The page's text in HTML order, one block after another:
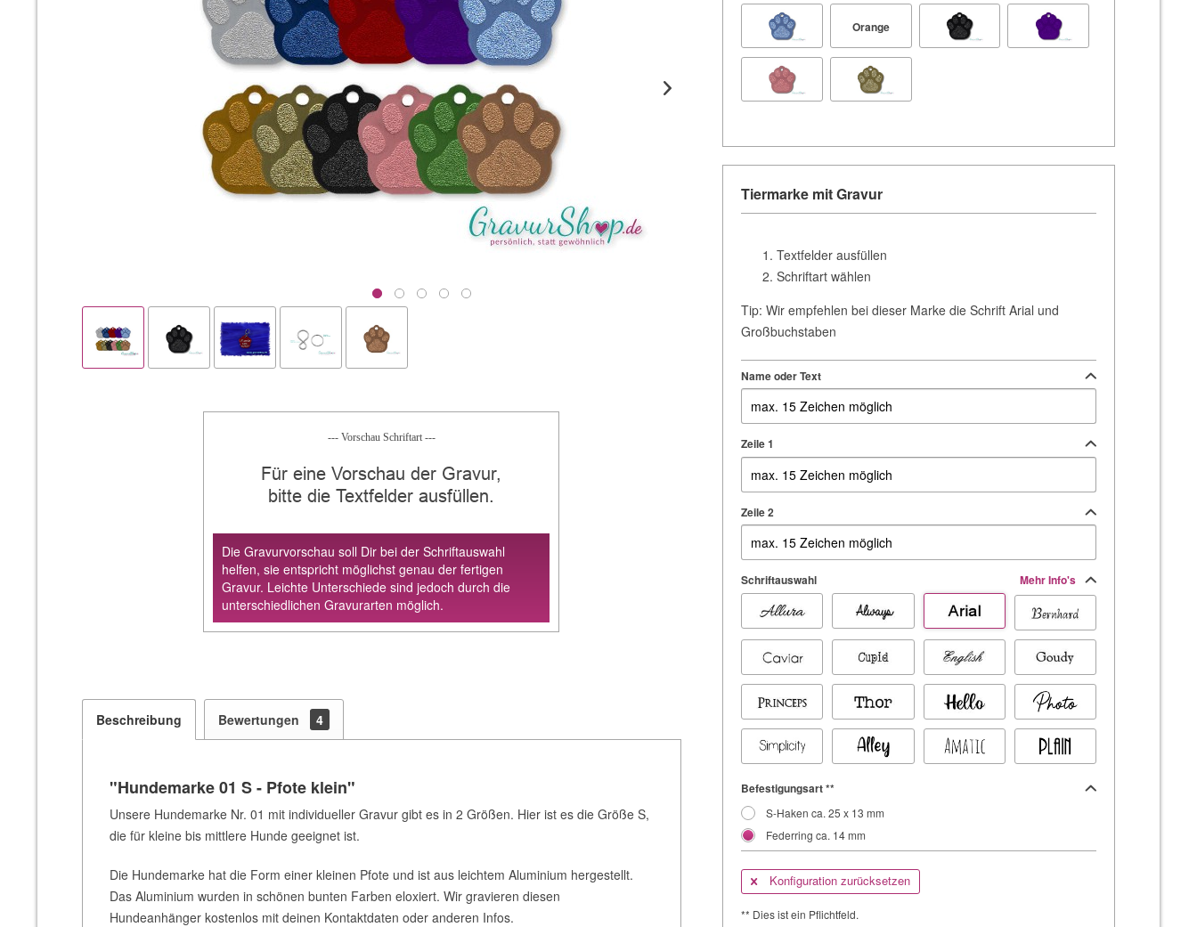
--- Vorschau Schriftart ---
Für eine Vorschau der Gravur,
bitte die Textfelder ausfüllen.
Die Gravurvorschau soll Dir bei der Schriftauswahl
helfen, sie entspricht möglichst genau der fertigen
Gravur. Leichte Unterschiede sind jedoch durch die
unterschiedlichen Gravurarten möglich.
Beschreibung Bewertungen 4
"Hundemarke 01 S - Pfote klein"
Unsere Hundemarke Nr. 01 mit individueller Gravur gibt es in 2 Größen. Hier ist es die Größe S,
die für kleine bis mittlere Hunde geeignet ist.
Die Hundemarke hat die Form einer kleinen Pfote und ist aus leichtem Aluminium hergestellt.
Das Aluminium wurden in schönen bunten Farben eloxiert. Wir gravieren diesen
Hundeanhänger kostenlos mit deinen Kontaktdaten oder anderen Infos.
Orange
Tiermarke mit Gravur
Textfelder ausfüllen
Schriftart wählen
Tip: Wir empfehlen bei dieser Marke die Schrift Arial und
Großbuchstaben
Name oder Text
Zeile 1
Zeile 2
Schriftauswahl Mehr Info's
Befestigungsart **
S-Haken ca. 25 x 13 mm
Federring ca. 14 mm
Konfiguration zurücksetzen
** Dies ist ein Pflichtfeld.